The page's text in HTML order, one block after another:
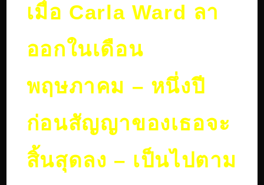
เมื่อ Carla Ward ลา
ออกในเดือน
พฤษภาคม – หนึ่งปี
ก่อนสัญญาของเธอจะ
สิ้นสุดลง – เป็นไปตาม